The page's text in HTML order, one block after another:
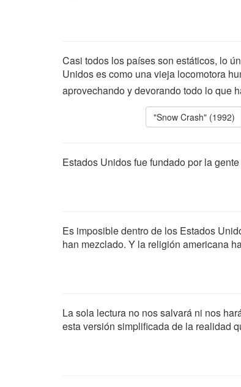
Casi todos los países son estáticos, lo
Unidos es como una vieja locomotora
aprovechando y devorando todo lo que
"Snow Crash" (1992)
Estados Unidos fue fundado por la
Es imposible dentro de los Estados
han mezclado. Y la religión americana
La sola lectura no nos salvará ni nos
esta versión simplificada de la realidad